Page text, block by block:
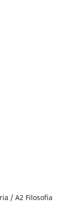
/ A2 Filosofia